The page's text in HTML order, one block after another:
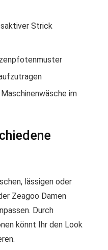
Strick
im
lässigen oder
Zeagoo Damen
Durch
könnt Ihr den Look